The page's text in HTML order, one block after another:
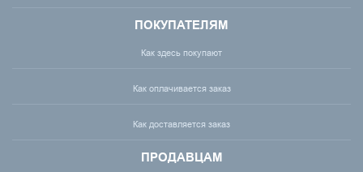
ПОКУПАТЕЛЯМ
Как здесь покупают
Как оплачивается заказ
Как доставляется заказ
ПРОДАВЦАМ